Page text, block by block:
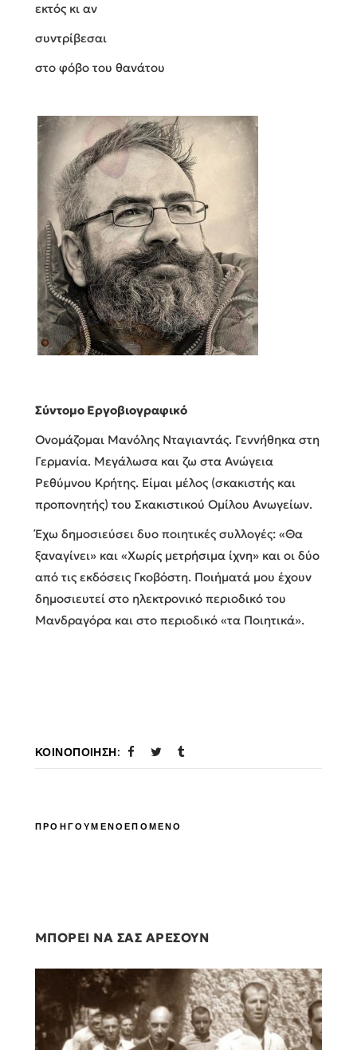
εκτός κι αν
συντρίβεσαι
στο φόβο του θανάτου
Σύντομο Εργοβιογραφικό
Ονομάζομαι Μανόλης Νταγιαντάς. Γεννήθηκα στη
Γερμανία. Μεγάλωσα και ζω στα Ανώγεια
Ρεθύμνου Κρήτης. Είμαι μέλος (σκακιστής και
προπονητής) του Σκακιστικού Ομίλου Ανωγείων.
Έχω δημοσιεύσει δυο ποιητικές συλλογές: «Θα
ξαναγίνει» και «Χωρίς μετρήσιμα ίχνη» και οι δύο
από τις εκδόσεις Γκοβόστη. Ποιήματά μου έχουν
δημοσιευτεί στο ηλεκτρονικό περιοδικό του
Μανδραγόρα και στο περιοδικό «τα Ποιητικά».
ΚΟΙΝΟΠΟΊΗΣΗ:
ΠΡΟΗΓΟΥΜΕΝΟΕΠΟΜΕΝΟ
ΜΠΟΡΕΙ ΝΑ ΣΑΣ ΑΡΕΣΟΥΝ